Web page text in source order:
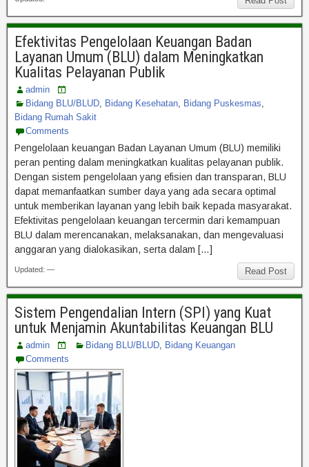
Efektivitas Pengelolaan Keuangan Badan
Layanan Umum (BLU) dalam Meningkatkan
Kualitas Pelayanan Publik
admin
Bidang BLU/BLUD Bidang Kesehatan Bidang Puskesmas
Bidang Rumah Sakit
Comments
Pengelolaan keuangan Badan Layanan Umum (BLU) memiliki
peran penting dalam meningkatkan kualitas pelayanan publik.
Dengan sistem pengelolaan yang efisien dan transparan, BLU
dapat memanfaatkan sumber daya yang ada secara optimal
untuk memberikan layanan yang lebih baik kepada masyarakat.
Efektivitas pengelolaan keuangan tercermin dari kemampuan
BLU dalam merencanakan, melaksanakan, dan mengevaluasi
anggaran yang dialokasikan, serta dalam […]
Read Post
Updated: —
Sistem Pengendalian Intern (SPI) yang Kuat
untuk Menjamin Akuntabilitas Keuangan BLU
admin Bidang BLU/BLUD Bidang Keuangan
Comments